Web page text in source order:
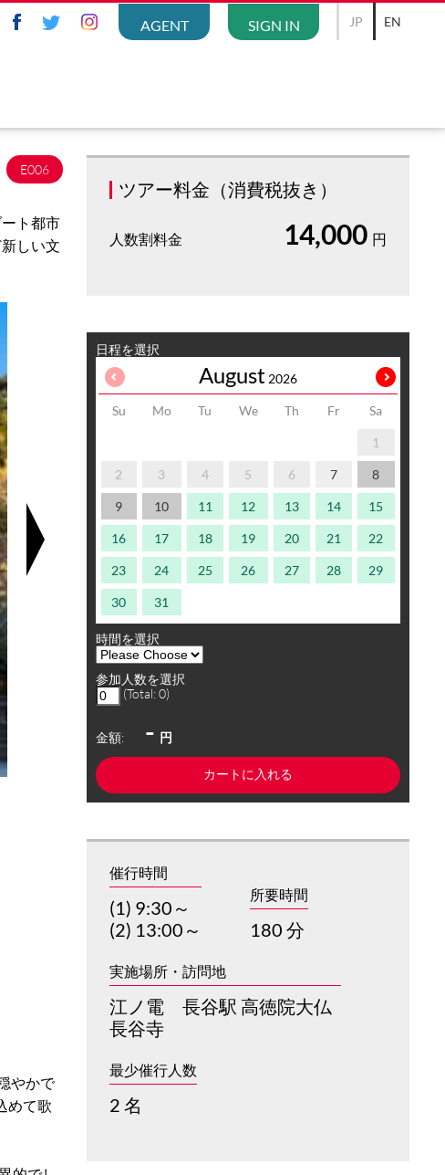
AGENT SIGN IN JP EN
E006
ト都市
しい文
やかで
めて歌
ツアー料金（消費税抜き）
人数割料金 14,000 円
日程を選択
August 2026
Su Mo Tu We Th Fr Sa
1
2 3 4 5 6 7 8
9 10 11 12 13 14 15
16 17 18 19 20 21 22
23 24 25 26 27 28 29
30 31
時間を選択
参加人数を選択
(Total:0)
金額: - 円
催行時間
(1) 9:30～
(2) 13:00～
所要時間
180 分
実施場所・訪問地
江ノ電 長谷駅 高徳院大仏
長谷寺
最少催行人数
2 名